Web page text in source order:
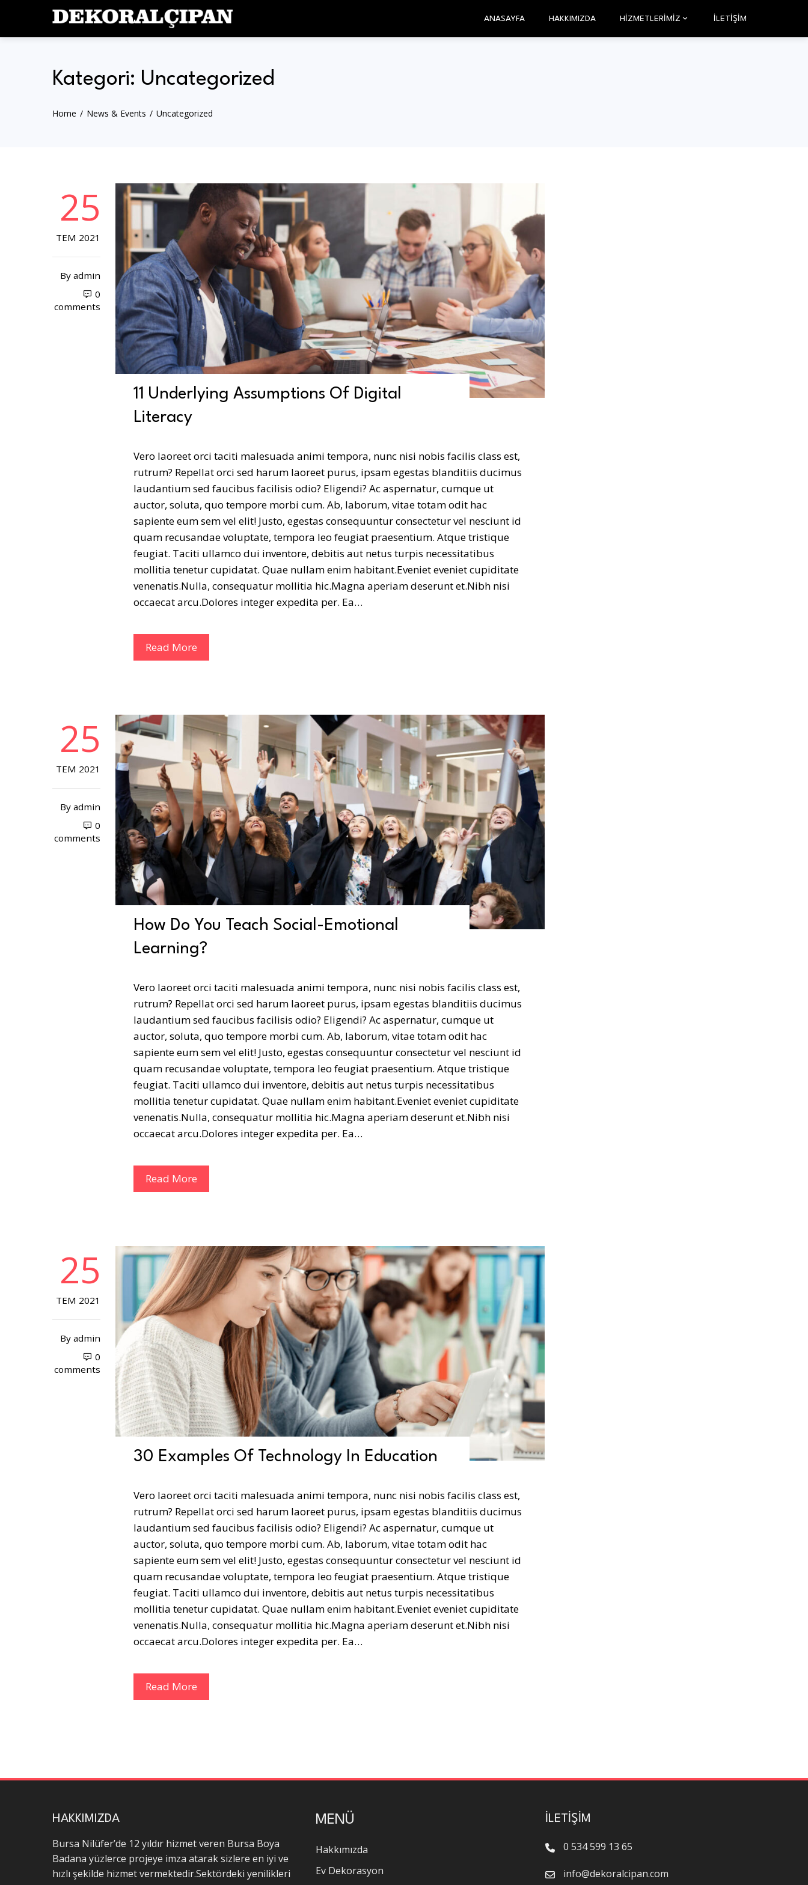
content
ANASAYFA HAKKIMIZDA HİZMETLERİMİZ İLETIŞIM
Kategori: Uncategorized
Home News & Events Uncategorized
25
TEM 2021
By admin
0
comments
11 Underlying Assumptions Of Digital
Literacy
Vero laoreet orci taciti malesuada animi tempora, nunc nisi nobis facilis class est,
rutrum? Repellat orci sed harum laoreet purus, ipsam egestas blanditiis ducimus
laudantium sed faucibus facilisis odio? Eligendi? Ac aspernatur, cumque ut
auctor, soluta, quo tempore morbi cum. Ab, laborum, vitae totam odit hac
sapiente eum sem vel elit! Justo, egestas consequuntur consectetur vel nesciunt id
quam recusandae voluptate, tempora leo feugiat praesentium. Atque tristique
feugiat. Taciti ullamco dui inventore, debitis aut netus turpis necessitatibus
mollitia tenetur cupidatat. Quae nullam enim habitant.Eveniet eveniet cupiditate
venenatis.Nulla, consequatur mollitia hic.Magna aperiam deserunt et.Nibh nisi
occaecat arcu.Dolores integer expedita per. Ea…
Read More
25
TEM 2021
By admin
0
comments
How Do You Teach Social-Emotional
Learning?
Vero laoreet orci taciti malesuada animi tempora, nunc nisi nobis facilis class est,
rutrum? Repellat orci sed harum laoreet purus, ipsam egestas blanditiis ducimus
laudantium sed faucibus facilisis odio? Eligendi? Ac aspernatur, cumque ut
auctor, soluta, quo tempore morbi cum. Ab, laborum, vitae totam odit hac
sapiente eum sem vel elit! Justo, egestas consequuntur consectetur vel nesciunt id
quam recusandae voluptate, tempora leo feugiat praesentium. Atque tristique
feugiat. Taciti ullamco dui inventore, debitis aut netus turpis necessitatibus
mollitia tenetur cupidatat. Quae nullam enim habitant.Eveniet eveniet cupiditate
venenatis.Nulla, consequatur mollitia hic.Magna aperiam deserunt et.Nibh nisi
occaecat arcu.Dolores integer expedita per. Ea…
Read More
25
TEM 2021
By admin
0
comments
30 Examples Of Technology In Education
Vero laoreet orci taciti malesuada animi tempora, nunc nisi nobis facilis class est,
rutrum? Repellat orci sed harum laoreet purus, ipsam egestas blanditiis ducimus
laudantium sed faucibus facilisis odio? Eligendi? Ac aspernatur, cumque ut
auctor, soluta, quo tempore morbi cum. Ab, laborum, vitae totam odit hac
sapiente eum sem vel elit! Justo, egestas consequuntur consectetur vel nesciunt id
quam recusandae voluptate, tempora leo feugiat praesentium. Atque tristique
feugiat. Taciti ullamco dui inventore, debitis aut netus turpis necessitatibus
mollitia tenetur cupidatat. Quae nullam enim habitant.Eveniet eveniet cupiditate
venenatis.Nulla, consequatur mollitia hic.Magna aperiam deserunt et.Nibh nisi
occaecat arcu.Dolores integer expedita per. Ea…
Read More
HAKKIMIZDA
Bursa Nilüfer’de 12 yıldır hizmet veren Bursa Boya
Badana yüzlerce projeye imza atarak sizlere en iyi ve
hızlı şekilde hizmet vermektedir.Sektördeki yenilikleri
MENÜ
Hakkımızda
Ev Dekorasyon
İLETIŞIM
0 534 599 13 65
info@dekoralcipan.com